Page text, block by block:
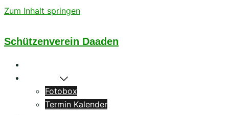
Zum Inhalt springen
Schützenverein Daaden
Fotobox
Termin Kalender